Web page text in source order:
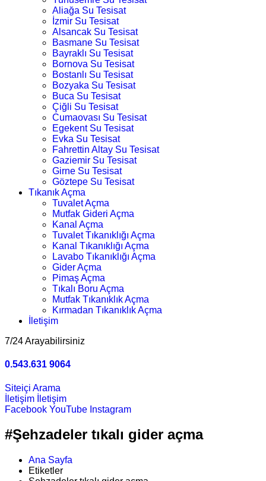
Aliağa Su Tesisat
İzmir Su Tesisat
Alsancak Su Tesisat
Basmane Su Tesisat
Bayraklı Su Tesisat
Bornova Su Tesisat
Bostanlı Su Tesisat
Bozyaka Su Tesisat
Buca Su Tesisat
Çiğli Su Tesisat
Cumaovası Su Tesisat
Egekent Su Tesisat
Evka Su Tesisat
Fahrettin Altay Su Tesisat
Gaziemir Su Tesisat
Girne Su Tesisat
Göztepe Su Tesisat
Tıkanık Açma
Tuvalet Açma
Mutfak Gideri Açma
Kanal Açma
Tuvalet Tıkanıklığı Açma
Kanal Tıkanıklığı Açma
Lavabo Tıkanıklığı Açma
Gider Açma
Pimaş Açma
Tıkalı Boru Açma
Mutfak Tıkanıklık Açma
Kırmadan Tıkanıklık Açma
İletişim
7/24 Arayabilirsiniz
0.543.631 9064
Siteiçi Arama
İletişim
İletişim
Facebook YouTube Instagram
#Şehzadeler tıkalı gider açma
Ana Sayfa
Etiketler